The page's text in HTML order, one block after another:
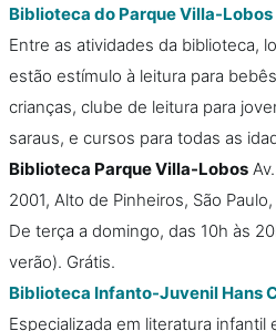
Biblioteca do Parque Villa-Lobos
Entre as atividades da biblioteca,
estão estímulo à leitura para
crianças, clube de leitura para
saraus, e cursos para todas as
Biblioteca Parque Villa-Lobos
2001, Alto de Pinheiros, São
De terça a domingo, das 10h às
verão). Grátis.
Biblioteca Infanto-Juvenil Hans
Especializada em literatura